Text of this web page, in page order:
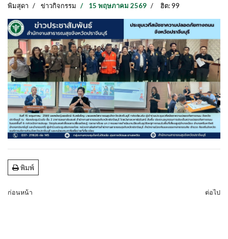
พิมสุดา ข่าวกิจกรรม 15 พฤษภาคม 2569 ฮิต: 99
พิมพ์
ก่อนหน้า ต่อไป